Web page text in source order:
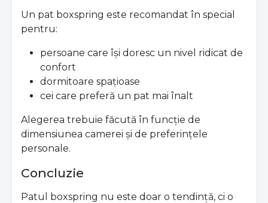
Un pat boxspring este recomandat în special
pentru:
persoane care își doresc un nivel ridicat de
confort
dormitoare spațioase
cei care preferă un pat mai înalt
Alegerea trebuie făcută în funcție de
dimensiunea camerei și de preferințele
personale.
Concluzie
Patul boxspring nu este doar o tendință, ci o